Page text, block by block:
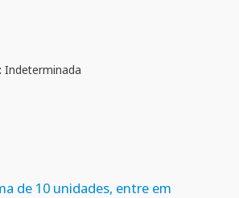
Indeterminada
de 10 unidades, entre em